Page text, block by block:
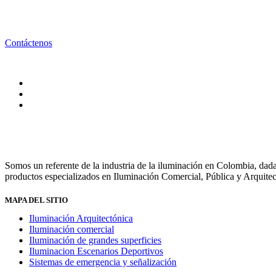
Contáctenos
Somos un referente de la industria de la iluminación en Colombia,
productos especializados en Iluminación Comercial, Pública y
MAPA DEL SITIO
Iluminación Arquitectónica
Iluminación comercial
Iluminación de grandes superficies
Iluminacion Escenarios Deportivos
Sistemas de emergencia y señalización